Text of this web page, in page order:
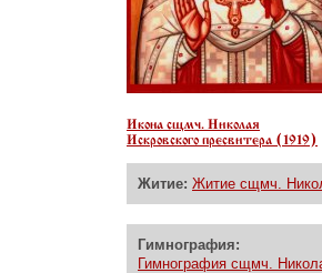
Икона сщмч. Николая
Искровского пресвитера (1919)
Житие: Житие сщмч.
Гимнография:
Гимнография сщмч.